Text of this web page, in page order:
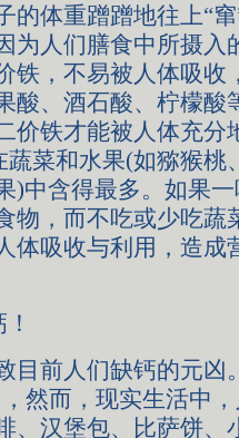
的体重蹭蹭地往上“
为人们膳食中所摄入
铁，不易被人体吸收
酸、酒石酸、柠檬酸
价铁才能被人体充分
蔬菜和水果(如猕猴桃
)中含得最多。如果
物，而不吃或少吃蔬
体吸收与利用，造成
前人们缺钙的元凶
然而，现实生活中
、汉堡包、比萨饼、